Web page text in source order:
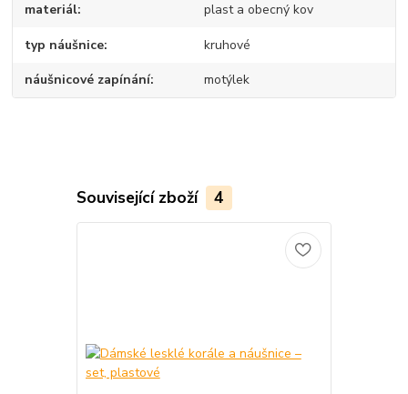
materiál plast a obecný kov
typ náušnice kruhové
náušnicové zapínání motýlek
Související zboží 4